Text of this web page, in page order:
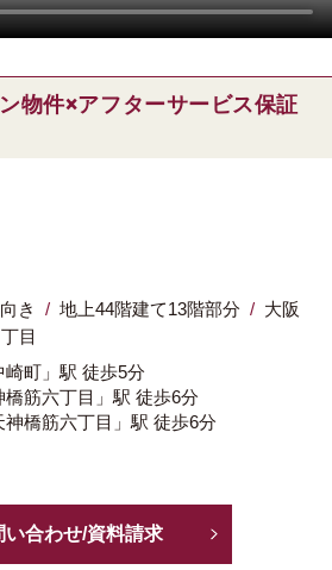
物件×アフターサービス保証
き 地上44階建て13階部分
大阪
目
崎町」駅 徒歩5分
橋筋六丁目」駅 徒歩6分
神橋筋六丁目」駅 徒歩6分
い合わせ/資料請求